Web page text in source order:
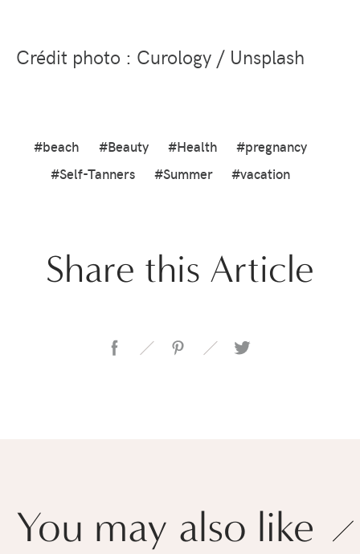
Crédit photo : Curology / Unsplash
#beach #Beauty #Health
#pregnancy
#Self-Tanners
#Summer #vacation
Share this Article
You may also like